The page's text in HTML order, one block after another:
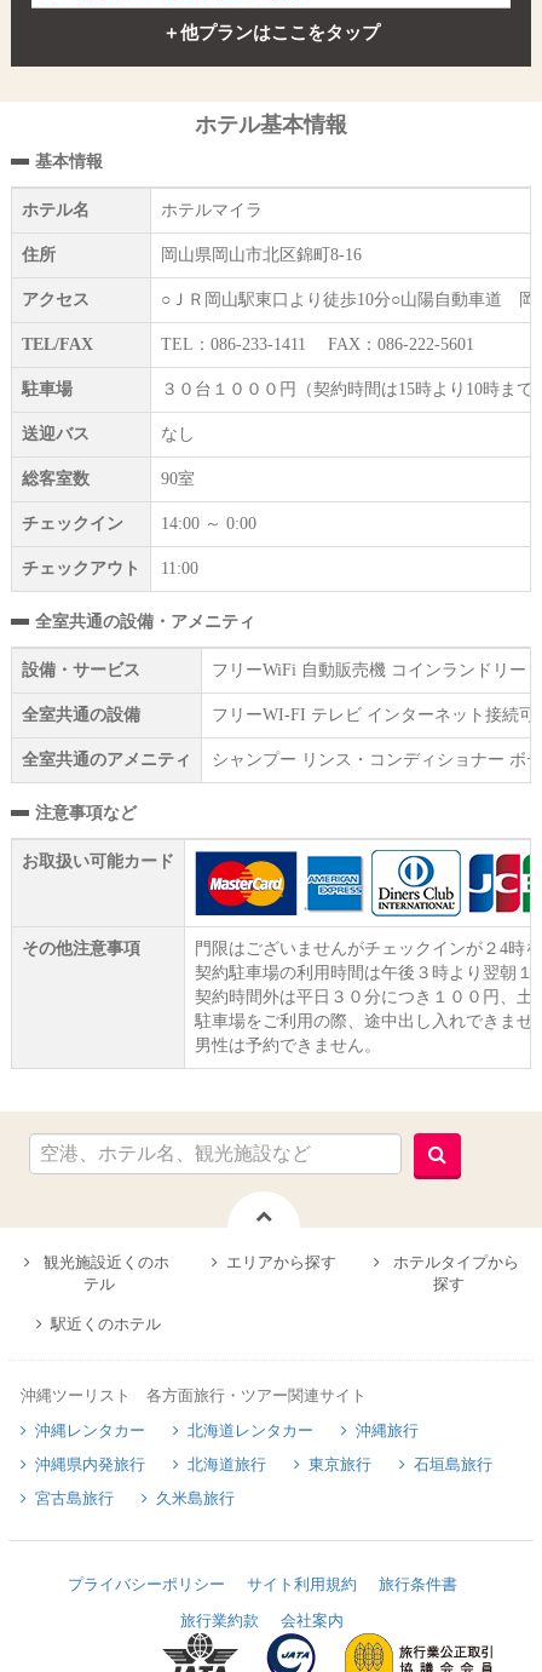
＋他プランはここをタップ
ホテル基本情報
基本情報
ホテル名 ホテルマイラ
住所 岡山県岡山市北区錦町8-16
アクセス ○ＪＲ岡山駅東口より徒歩10分○山陽自動車道
TEL/FAX TEL：086-233-1411 FAX：086-222-5601
駐車場 ３０台１０００円（契約時間は15時より10時ま
送迎バス なし
総客室数 90室
チェックイン 14:00 ～ 0:00
チェックアウト 11:00
全室共通の設備・アメニティ
設備・サービス フリーWiFi 自動販売機 コインランドリー
全室共通の設備 フリーWI‐FI テレビ インターネット接続
全室共通のアメニティ シャンプー リンス・コンディショナー ボ
注意事項など
お取扱い可能カード
その他注意事項
門限はございませんがチェックインが２4時
契約駐車場の利用時間は午後３時より翌朝１
契約時間外は平日３０分につき１００円、
駐車場をご利用の際、途中出し入れできま
男性は予約できません。
観光施設近くのホ
テル
エリアから探す
ホテルタイプから
探す
駅近くのホテル
沖縄ツーリスト 各方面旅行・ツアー関連サイト
沖縄レンタカー
北海道レンタカー
沖縄旅行
沖縄県内発旅行
北海道旅行 東京旅行
石垣島旅行
宮古島旅行
久米島旅行
プライバシーポリシー サイト利用規約
旅行条件書
旅行業約款
会社案内